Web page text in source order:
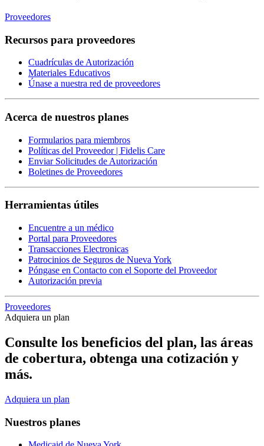
Proveedores
Recursos para proveedores
Cuadrículas de Autorización
Materiales Educativos
Únase a nuestra red de proveedores
Acerca de nuestros planes
Formularios para miembros
Políticas del Proveedor | Fidelis Care
Enviar Solicitudes de Autorización
Boletines de Proveedores
Herramientas útiles
Encuentre a un médico
Portal para Proveedores
Transacciones Electronicas
Patrocinios de Seguros de Nueva York
Póngase en Contacto con el Soporte del Proveedor
Autorización previa
Proveedores
Adquiera un plan
Consulte los beneficios del plan, las áreas
de cobertura, obtenga una cotización y
más.
Adquiera un plan
Nuestros planes